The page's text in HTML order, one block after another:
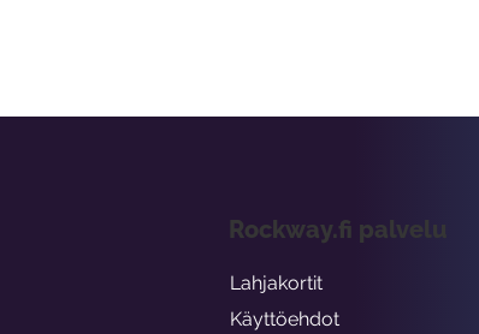
Rockway.fi palvelu
Lahjakortit
Käyttöehdot